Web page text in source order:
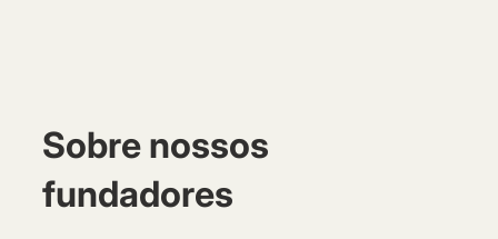
Sobre nossos
fundadores